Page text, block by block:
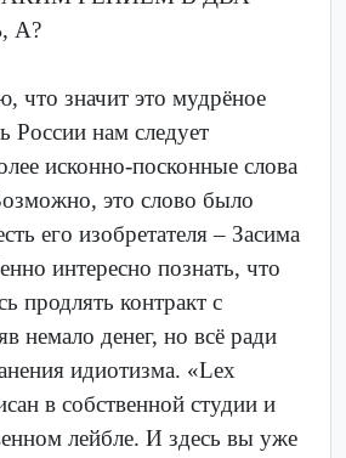
А?
что значит это мудрёное
России нам следует
исконно-посконные слова
это слово было
его изобретателя – Засима
интересно познать, что
продлять контракт с
немало денег, но всё ради
идиотизма. «Lex
в собственной студии и
лейбле. И здесь вы уже